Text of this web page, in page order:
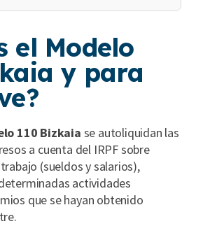
el Modelo
y para
110 Bizkaia se autoliquidan las
a cuenta del IRPF sobre
(sueldos y salarios),
actividades
que se hayan obtenido